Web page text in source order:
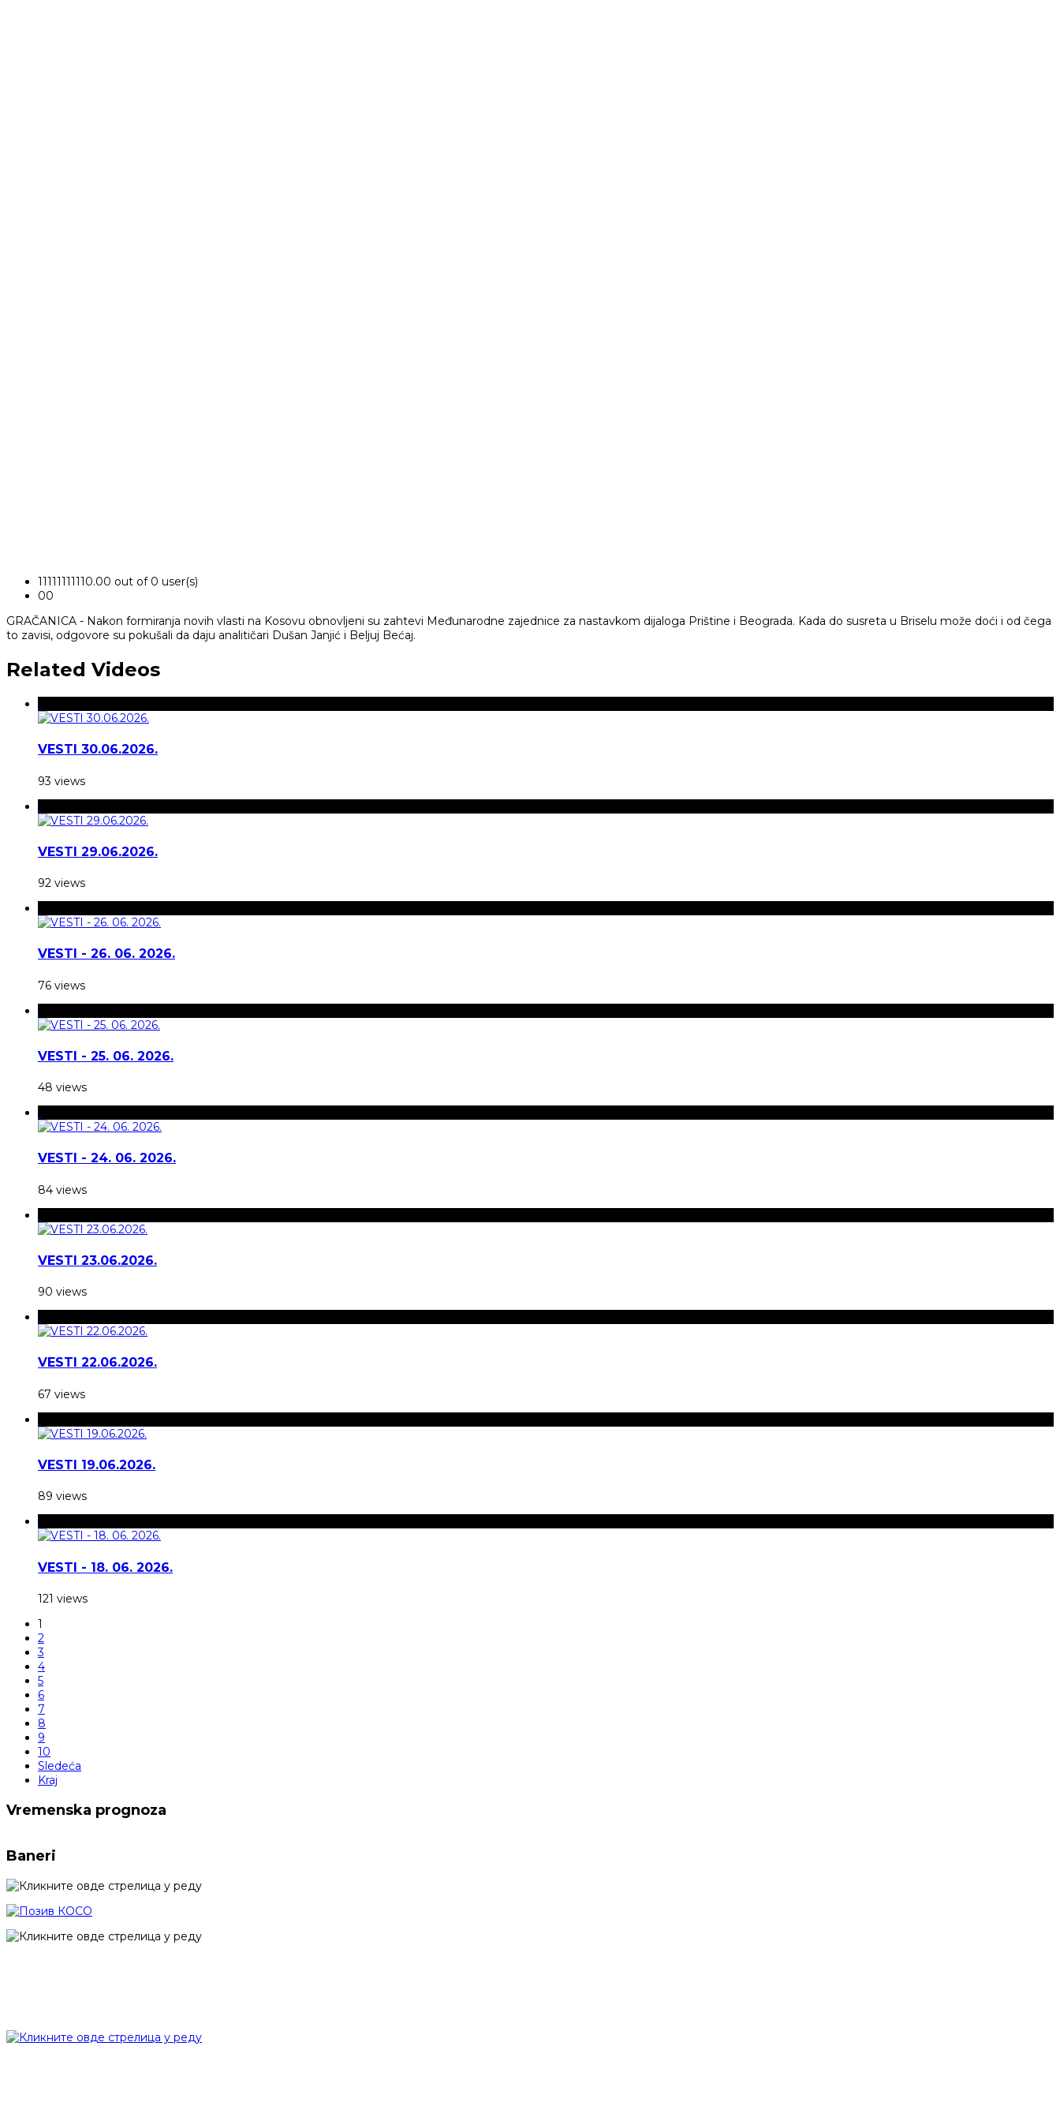
11111111110.00 out of 0 user(s)
00
GRAČANICA - Nakon formiranja novih vlasti na Kosovu obnovljeni su zahtevi Međunarodne zajednice za nastavkom dijaloga Prištine i Beograda. Kada do susreta u Briselu može doći i od čega
to zavisi, odgovore su pokušali da daju analitičari Dušan Janjić i Beljuj Bećaj.
Related Videos
VESTI 30.06.2026.
93 views
VESTI 29.06.2026.
92 views
VESTI - 26. 06. 2026.
76 views
VESTI - 25. 06. 2026.
48 views
VESTI - 24. 06. 2026.
84 views
VESTI 23.06.2026.
90 views
VESTI 22.06.2026.
67 views
VESTI 19.06.2026.
89 views
VESTI - 18. 06. 2026.
121 views
1
2
3
4
5
6
7
8
9
10
Sledeća
Kraj
Vremenska prognoza
Baneri